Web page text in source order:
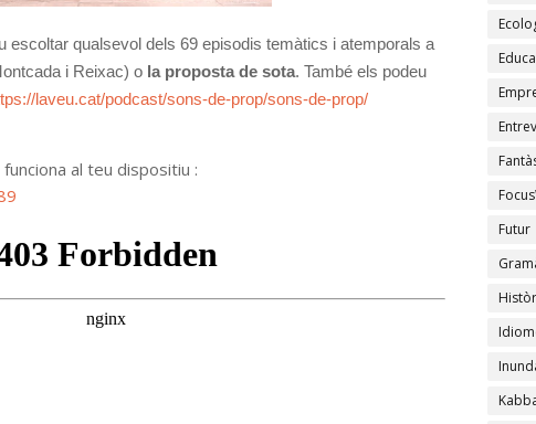
escoltar qualsevol dels 69 episodis temàtics i atemporals a
i Reixac) o la proposta de sota. També els podeu
laveu.cat/podcast/sons-de-prop/sons-de-prop/
al teu dispositiu :
Futur